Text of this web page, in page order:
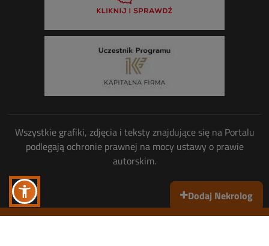
Dodaj Nekrolog
Wszystkie grafiki, zdjęcia i teksty znajdujące się na Portalu
podlegają ochronie prawnej na mocy ustawy o prawie
autorskim.